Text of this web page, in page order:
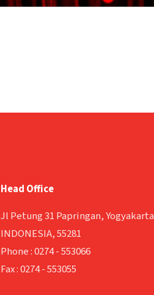
Head Office
Jl Petung 31 Papringan, Yogyakarta
INDONESIA, 55281
Phone :0274 - 553066
Fax :0274 - 553055